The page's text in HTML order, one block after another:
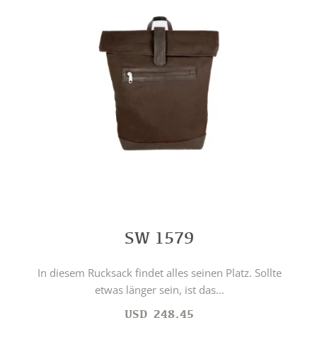
SW 1579
In diesem Rucksack findet alles seinen Platz. Sollte
etwas länger sein, ist das...
USD 248.45